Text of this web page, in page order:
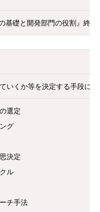
基礎と開発部門の役割』終
いくか等を決定する手段に
選定
グ
決定
ル
チ手法